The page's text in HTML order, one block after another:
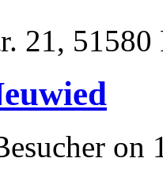
21, 51580
on